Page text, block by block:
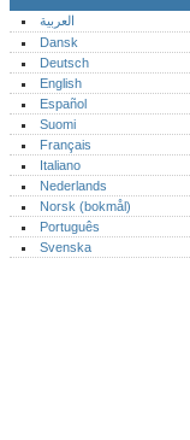
العربية
Dansk
Deutsch
English
Español
Suomi
Français
Italiano
Nederlands
Norsk (bokmål)‎
Português‎
Svenska